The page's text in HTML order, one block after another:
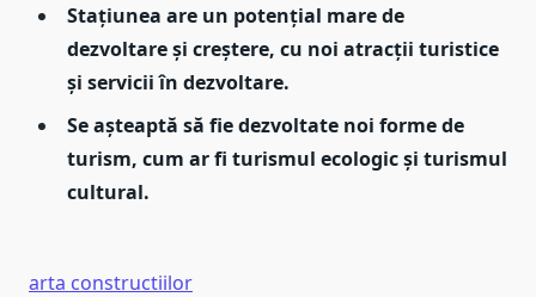
Stațiunea are un potențial mare de
dezvoltare și creștere, cu noi atracții turistice
și servicii în dezvoltare.
Se așteaptă să fie dezvoltate noi forme de
turism, cum ar fi turismul ecologic și turismul
cultural.
arta constructiilor